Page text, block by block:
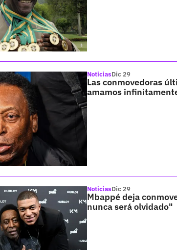
NoticiasDic 29
Las conmovedoras
amamos
NoticiasDic 29
Mbappé deja
nunca será olvidado"